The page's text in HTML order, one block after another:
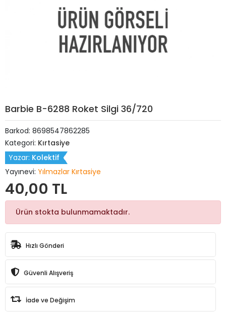
Barbie B-6288 Roket Silgi 36/720
Barkod: 8698547862285
Kategori: Kırtasiye
Yazar: Kolektif
Yayınevi: Yılmazlar Kırtasiye
40,00 TL
Ürün stokta bulunmamaktadır.
Hızlı Gönderi
Güvenli Alışveriş
İade ve Değişim